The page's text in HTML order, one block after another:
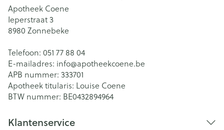
Apotheek Coene
Ieperstraat 3
8980 Zonnebeke
Telefoon: 051 77 88 04
E-mailadres: info@apotheekcoene.be
APB nummer: 333701
Apotheek titularis: Louise Coene
BTW nummer: BE0432894964
Klantenservice